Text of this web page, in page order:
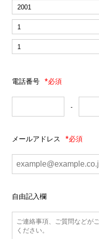
電話番号 *必須
-
メールアドレス *必須
自由記入欄